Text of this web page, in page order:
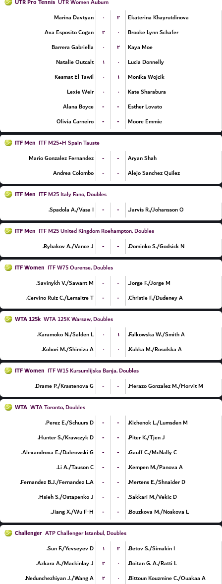
UTR Pro Tennis UTR Women Auburn
Marina Davtyan
۰ ۲
Ekaterina Khayrutdinova
Ava Esposito Cogan
۲ ۰
Brooke Lynn Schafer
Barrera Gabriella
۰ ۲
Kaya Moe
Natalie Outcalt
۱ ۰
Lucia Donnelly
Kesmat El Tawil
۰ ۱
Monika Wojcik
Lexie Weir
۰ ۰
Kate Sharabura
Alana Boyce
- -
Esther Lovato
Olivia Carneiro
- - Moore Emmie
ITF Men ITF M25+H Spain Tauste
Mario Gonzalez Fernandez
- -
Aryan Shah
Andrea Colombo
- - Alejo Sanchez Quilez
ITF Men ITF M25 Italy Fano, Doubles
Spadola A./Vasa I.
- - Jarvis R./Johansson O.
ITF Men ITF M25 United Kingdom Roehampton, Doubles
Rybakov A./Vance J.
- - Dominko S./Godsick N.
ITF Women ITF W75 Ourense, Doubles
Savinykh V./Sawant M.
- -
Jorge F./Jorge M.
Cervino Ruiz C./Lemaitre T.
- - Christie F./Dudeney A.
WTA 125k WTA 125K Warsaw, Doubles
Karamoko N./Salden L.
۰ ۱
Falkowska W./Smith A.
Kobori M./Shimizu A.
۰ ۰ Kubka M./Rosolska A.
ITF Women ITF W15 Kursumlijska Banja, Doubles
Drame P./Krastenova G.
- - Herazo Gonzalez M./Horvit M.
WTA WTA Toronto, Doubles
Perez E./Schuurs D.
- -
Kichenok L./Lumsden M.
Hunter S./Krawczyk D.
- -
Piter K./Tjen J.
Alexandrova E./Dabrowski G.
- -
Gauff C./McNally C.
Li A./Tauson C.
- -
Kempen M./Panova A.
Fernandez B.J./Fernandez L.A.
- -
Mertens E./Shnaider D.
Hsieh S./Ostapenko J.
- -
Sakkari M./Vekic D.
Jiang X./Wu F-H.
- - Bouzkova M./Noskova L.
Challenger ATP Challenger Istanbul, Doubles
Sun F./Yevseyev D.
۱ ۲
Betov S./Simakin I.
Azkara A./Mackinlay J.
۲ ۰
Boitan G. A./Ratti L.
Nedunchezhiyan J./Wang A.
۲ ۰
Bittoun Kouzmine C./Ouakaa A.